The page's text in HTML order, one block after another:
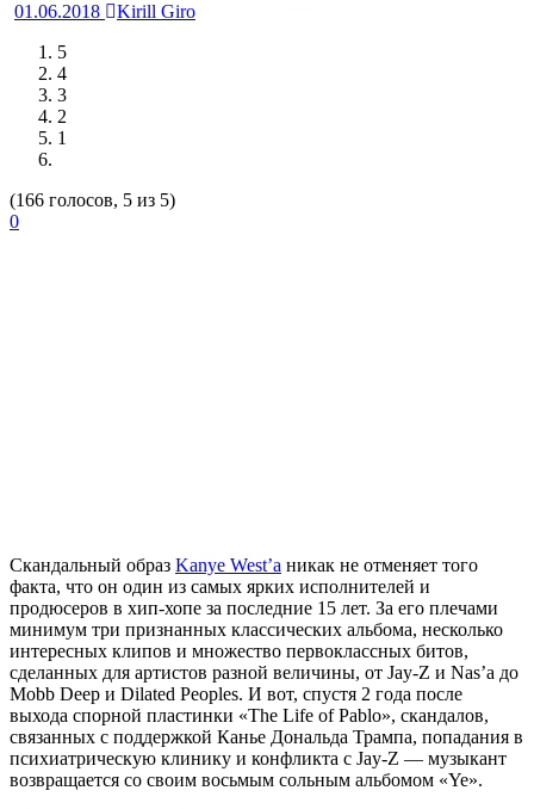
01.06.2018
Kirill Giro
5
4
3
2
1
(166 голосов, 5 из 5)
0
Скандальный образ Kanye West’a никак не отменяет того
факта, что он один из самых ярких исполнителей и
продюсеров в хип-хопе за последние 15 лет. За его плечами
минимум три признанных классических альбома, несколько
интересных клипов и множество первоклассных битов,
сделанных для артистов разной величины, от Jay-Z и Nas’a до
Mobb Deep и Dilated Peoples. И вот, спустя 2 года после
выхода спорной пластинки «The Life of Pablo», скандалов,
связанных с поддержкой Канье Дональда Трампа, попадания в
психиатрическую клинику и конфликта с Jay-Z — музыкант
возвращается со своим восьмым сольным альбомом «Ye».